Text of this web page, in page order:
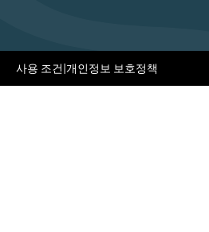
사용 조건|개인정보 보호정책